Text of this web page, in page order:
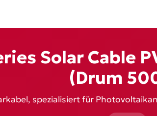
Solar Cable
(Drum
spezialisiert für